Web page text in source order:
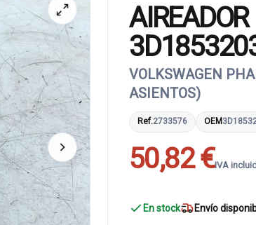
VOLKSWAGEN
ASIENTOS)
Ref.2733576 OEM
50,82 €IVA
En stock Envío